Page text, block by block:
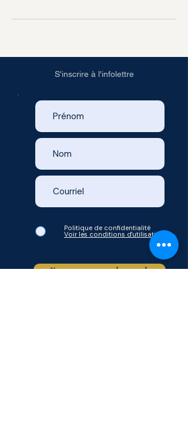
S'inscrire à l'infolettre
Politique de confidentialité
Voir les conditions d'utilisation
Envoyer votre demande